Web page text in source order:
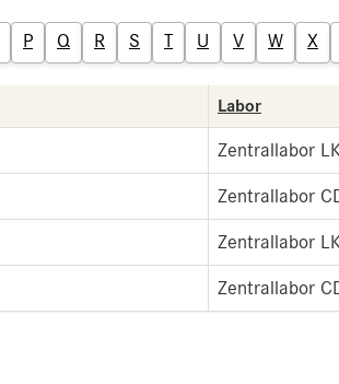
P Q R S T U V W X
Labor
Zentrallabor
Zentrallabor
Zentrallabor
Zentrallabor